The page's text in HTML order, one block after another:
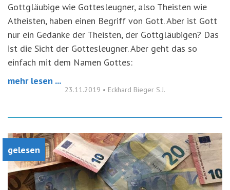
Gottgläubige wie Gottesleugner, also Theisten wie
Atheisten, haben einen Begriff von Gott. Aber ist Gott
nur ein Gedanke der Theisten, der Gottgläubigen? Das
ist die Sicht der Gottesleugner. Aber geht das so
einfach mit dem Namen Gottes:
mehr lesen ...
23.11.2019 • Eckhard Bieger S.J.
gelesen